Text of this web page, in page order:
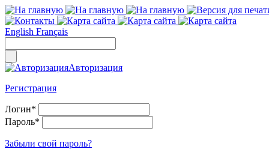
English Français
Авторизация
Регистрация
Логин*
Пароль*
Забыли свой пароль?